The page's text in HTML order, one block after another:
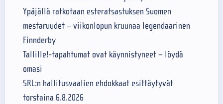
Ypäjällä ratkotaan esteratsastuksen Suomen
mestaruudet – viikonlopun kruunaa legendaarinen
Finnderby
Tallille!-tapahtumat ovat käynnistyneet – löydä
omasi
SRL:n hallitusvaalien ehdokkaat esittäytyvät
torstaina 6.8.2026